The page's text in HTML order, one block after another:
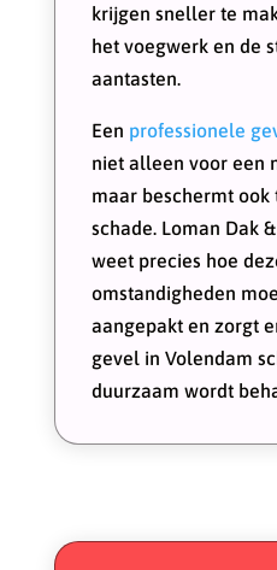
krijgen sneller te
het voegwerk en de
aantasten.
Een professionele
niet alleen voor een
maar beschermt ook
schade. Loman Dak
weet precies hoe
omstandigheden
aangepakt en zorgt
gevel in Volendam
duurzaam wordt